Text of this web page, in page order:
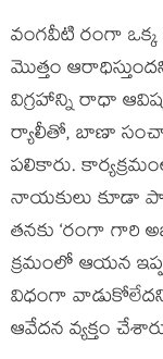
వంగవీటి రంగా
మొత్తం
విగ్రహాన్ని రాధా
ర్యాలీతో, బాణా
పలికారు.
నాయకులు కూడా
తనకు ‘రంగా గారి
క్ర‌మంలో ఆయ‌న
విధంగా
ఆవేద‌న వ్య‌క్తం